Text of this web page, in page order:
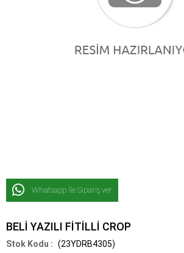
Whatsapp İle Sipariş ver
BELİ YAZILI FİTİLLİ CROP
(23YDRB4305)